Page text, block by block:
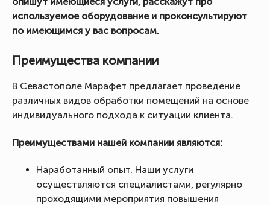
используемое оборудование и проконсультируют
по имеющимся у вас вопросам.
Преимущества компании
В Севастополе Марафет предлагает проведение
различных видов обработки помещений на основе
индивидуального подхода к ситуации клиента.
Преимуществами нашей компании являются:
Наработанный опыт. Наши услуги
осуществляются специалистами, регулярно
проходящими мероприятия повышения